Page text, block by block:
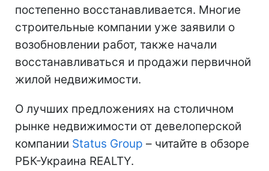
постепенно восстанавливается. Многие
строительные компании уже заявили о
возобновлении работ, также начали
восстанавливаться и продажи первичной
жилой недвижимости.
О лучших предложениях на столичном
рынке недвижимости от девелоперской
компании Status Group – читайте в обзоре
РБК-Украина REALTY.